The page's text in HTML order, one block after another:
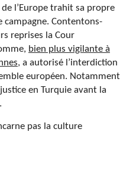
l’Europe trahit sa propre
Contentons-
reprises la Cour
bien plus vigilante à
a autorisé l’interdiction
européen. Notamment
en Turquie avant la
pas la culture